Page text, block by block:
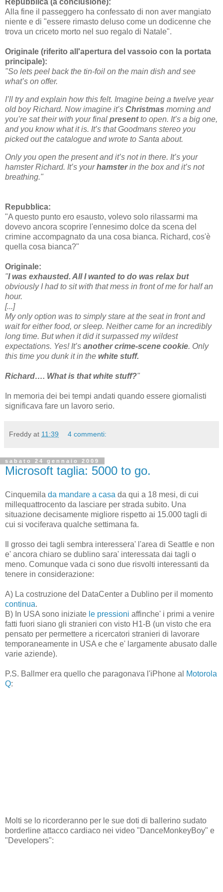
Repubblica (a conclusione):
Alla fine il passeggero ha confessato di non aver mangiato
niente e di "essere rimasto deluso come un dodicenne che
trova un criceto morto nel suo regalo di Natale".
Originale (riferito all'apertura del vassoio con la portata
principale):
"So lets peel back the tin-foil on the main dish and see
what’s on offer.
I’ll try and explain how this felt. Imagine being a twelve year
old boy Richard. Now imagine it’s Christmas morning and
you’re sat their with your final presentto open. It’s a big one,
and you know what it is. It’s that Goodmans stereo you
picked out the catalogue and wrote to Santa about.
Only you open the present and it’s not in there. It’s your
hamster Richard. It’s yourhamsterin the box and it’s not
breathing."
Repubblica:
"A questo punto ero esausto, volevo solo rilassarmi ma
dovevo ancora scoprire l'ennesimo dolce da scena del
crimine accompagnato da una cosa bianca. Richard, cos'è
quella cosa bianca?"
Originale:
"I was exhausted. All I wanted to do was relax but
obviously I had to sit with that mess in front of me for half an
hour.
[...]
My only option was to simply stare at the seat in front and
wait for either food, or sleep. Neither came for an incredibly
long time. But when it did it surpassed my wildest
expectations. Yes! It’s another crime-scene cookie. Only
this time you dunk it in the white stuff.
Richard…. What is that white stuff?"
In memoria dei bei tempi andati quando essere giornalisti
significava fare un lavoro serio.
Freddy at 11:39 4 commenti:
sabato 24 gennaio 2009
Microsoft taglia: 5000 to go.
Cinquemila da mandare a casa da qui a 18 mesi, di cui
millequattrocento da lasciare per strada subito. Una
situazione decisamente migliore rispetto ai 15.000 tagli di
cui si vociferava qualche settimana fa.
Il grosso dei tagli sembra interessera' l'area di Seattle e non
e' ancora chiaro se dublino sara' interessata dai tagli o
meno. Comunque vada ci sono due risvolti interessanti da
tenere in considerazione:
A) La costruzione del DataCenter a Dublino per il momento
continua.
B) In USA sono iniziate le pressioni affinche' i primi a venire
fatti fuori siano gli stranieri con visto H1-B (un visto che era
pensato per permettere a ricercatori stranieri di lavorare
temporaneamente in USA e che e' largamente abusato dalle
varie aziende).
P.S. Ballmer era quello che paragonava l'iPhone al
Motorola
Q:
Molti se lo ricorderanno per le sue doti di ballerino sudato
borderline attacco cardiaco nei video "DanceMonkeyBoy" e
"Developers":